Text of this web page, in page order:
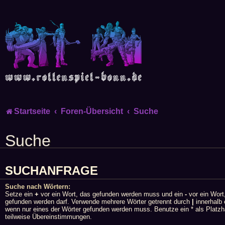
Startseite Foren-Übersicht Suche
Suche
SUCHANFRAGE
Suche nach Wörtern:
Setze ein + vor ein Wort, das gefunden werden muss und ein - vor ein
gefunden werden darf. Verwende mehrere Wörter getrennt durch
innerhalb
wenn nur eines der Wörter gefunden werden muss. Benutze ein * als
teilweise Übereinstimmungen.